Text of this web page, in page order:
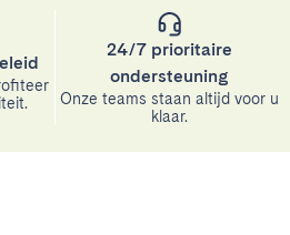
24/7 prioritaire
ondersteuning
Onze teams staan altijd voor u
klaar.